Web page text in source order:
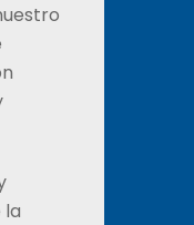
la